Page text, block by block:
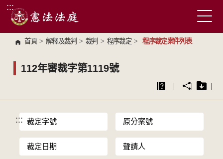
跳到主要內容區塊
:::
首頁 > 解釋及裁判 > 裁判 > 程序裁定 > 程序裁定案件列表
112年審裁字第1119號
::: 裁定字號 原分案號
裁定日期 聲請人